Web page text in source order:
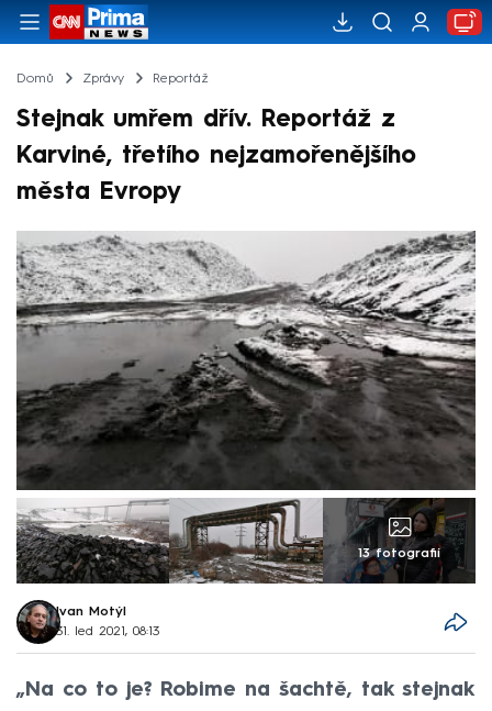
Domů Zprávy Reportáž
Stejnak umřem dřív. Reportáž z
Karviné, třetího nejzamořenějšího
města Evropy
13 fotografií
Ivan Motýl
31. led 2021, 08:13
„Na co to je? Robime na šachtě, tak stejnak